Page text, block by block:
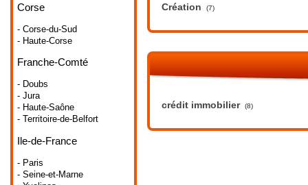
Corse
- Corse-du-Sud
- Haute-Corse
Franche-Comté
- Doubs
- Jura
- Haute-Saône
- Territoire-de-Belfort
Ile-de-France
- Paris
- Seine-et-Marne
Création (7)
crédit immobilier (8)